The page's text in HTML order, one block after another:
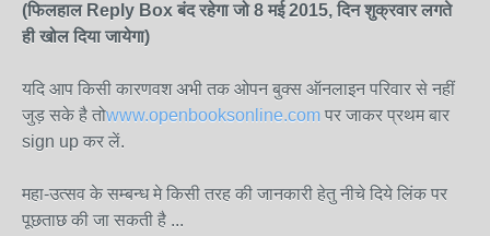
(फिलहाल Reply Box बंद रहेगा जो 8 मई 2015, दिन शुक्रवार लगते
ही खोल दिया जायेगा)
यदि आप किसी कारणवश अभी तक ओपन बुक्स ऑनलाइन परिवार से नहीं
जुड़ सके है तोwww.openbooksonline.com पर जाकर प्रथम बार
sign up कर लें.
महा-उत्सव के सम्बन्ध मे किसी तरह की जानकारी हेतु नीचे दिये लिंक पर
पूछताछ की जा सकती है ...